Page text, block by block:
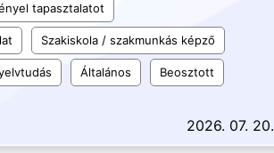
tapasztalatot
Szakiskola / szakmunkás képző
Általános Beosztott
2026. 07. 20.